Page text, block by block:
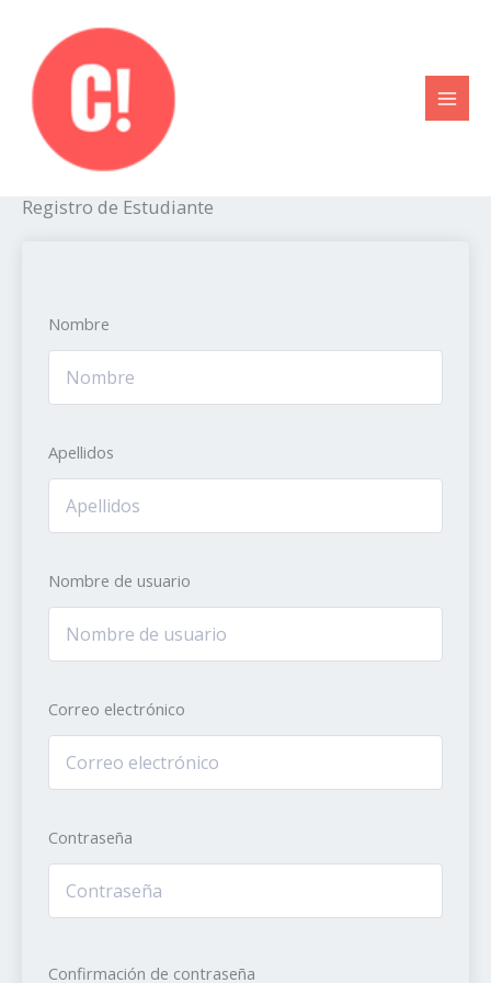
contenido
Registro de Estudiante
Nombre
Apellidos
Nombre de usuario
Correo electrónico
Contraseña
Confirmación de contraseña